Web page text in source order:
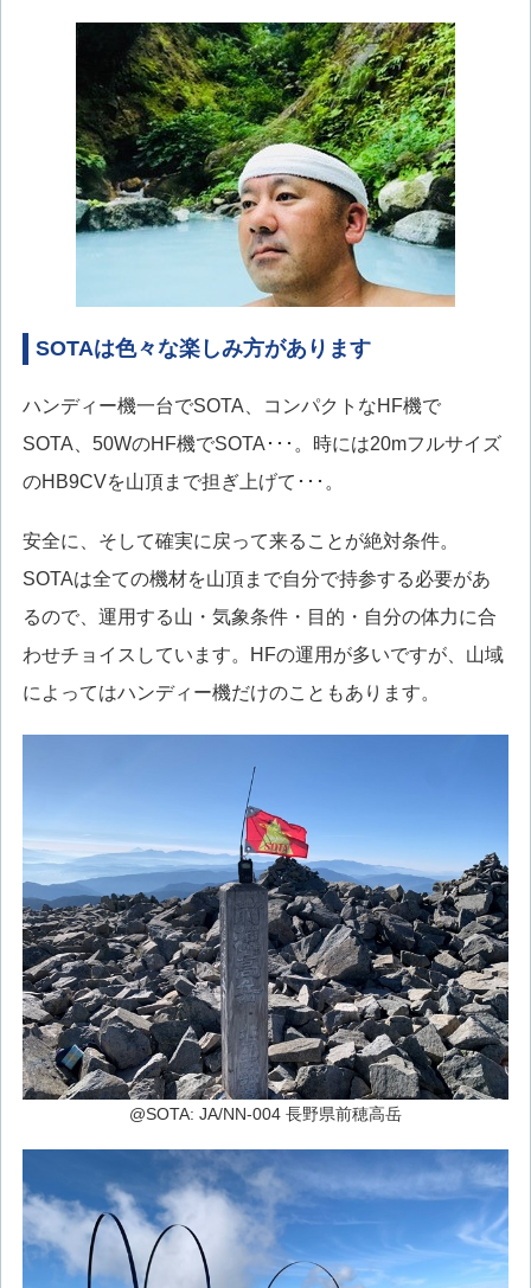
SOTAは色々な楽しみ方があります
ハンディー機一台でSOTA、コンパクトなHF機で
SOTA、50WのHF機でSOTA･･･。時には20mフルサイズ
のHB9CVを山頂まで担ぎ上げて･･･。
安全に、そして確実に戻って来ることが絶対条件。
SOTAは全ての機材を山頂まで自分で持参する必要があ
るので、運用する山・気象条件・目的・自分の体力に合
わせチョイスしています。HFの運用が多いですが、山域
によってはハンディー機だけのこともあります。
@SOTA: JA/NN-004 長野県前穂高岳